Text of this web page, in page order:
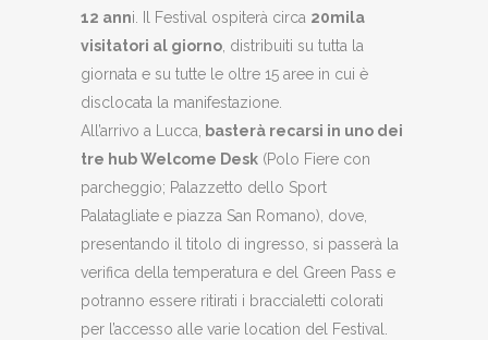
12 anni. Il Festival ospiterà circa 20mila
visitatori al giorno, distribuiti su tutta la
giornata e su tutte le oltre 15 aree in cui è
disclocata la manifestazione.
All’arrivo a Lucca, basterà recarsi in uno dei
tre hub Welcome Desk (Polo Fiere con
parcheggio; Palazzetto dello Sport
Palatagliate e piazza San Romano), dove,
presentando il titolo di ingresso, si passerà la
verifica della temperatura e del Green Pass e
potranno essere ritirati i braccialetti colorati
per l’accesso alle varie location del Festival.